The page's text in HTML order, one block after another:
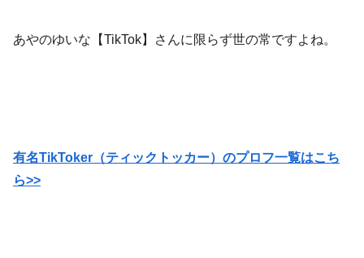
あやのゆいな【TikTok】さんに限らず世の常ですよね。
有名TikToker（ティックトッカー）のプロフ一覧はこち
ら>>